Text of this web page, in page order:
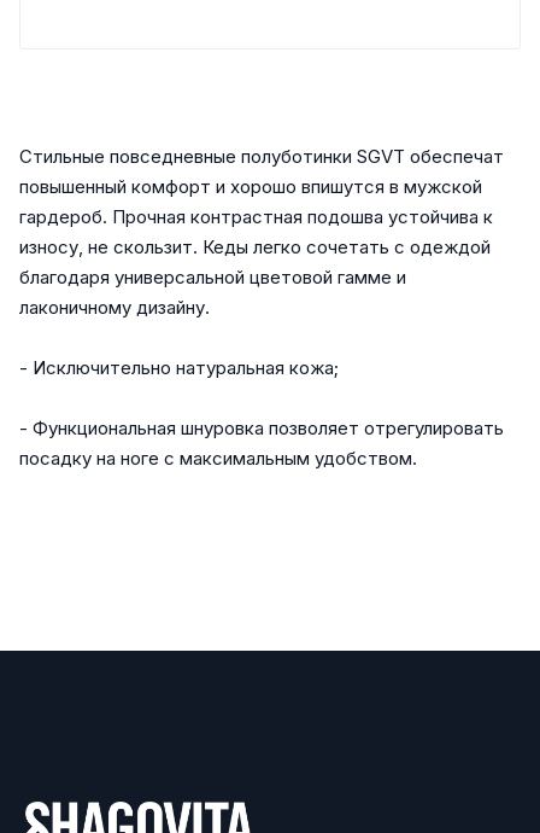
Стильные повседневные полуботинки SGVT обеспечат
повышенный комфорт и хорошо впишутся в мужской
гардероб. Прочная контрастная подошва устойчива к
износу, не скользит. Кеды легко сочетать с одеждой
благодаря универсальной цветовой гамме и
лаконичному дизайну.
- Исключительно натуральная кожа;
- Функциональная шнуровка позволяет отрегулировать
посадку на ноге с максимальным удобством.